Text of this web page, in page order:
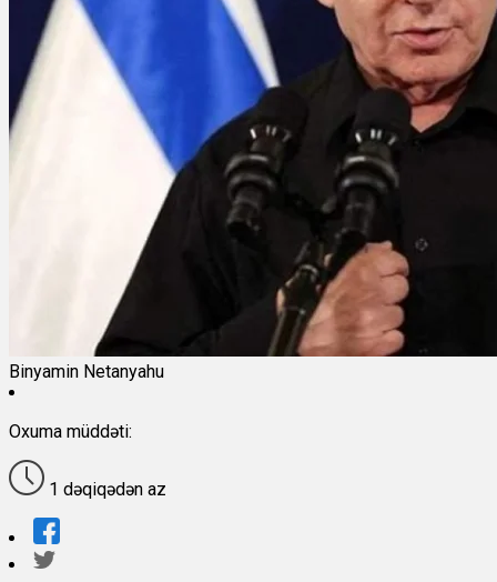
Binyamin Netanyahu
Oxuma müddəti:
1 dəqiqədən az